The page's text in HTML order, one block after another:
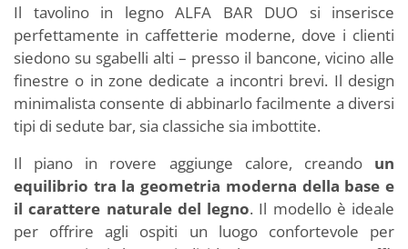
Il tavolino in legno ALFA BAR DUO si inserisce
perfettamente in caffetterie moderne, dove i clienti
siedono su sgabelli alti – presso il bancone, vicino alle
finestre o in zone dedicate a incontri brevi. Il design
minimalista consente di abbinarlo facilmente a diversi
tipi di sedute bar, sia classiche sia imbottite.
Il piano in rovere aggiunge calore, creando un
equilibrio tra la geometria moderna della base e
il carattere naturale del legno. Il modello è ideale
per offrire agli ospiti un luogo confortevole per